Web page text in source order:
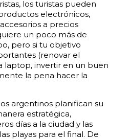
los turistas pueden
electrónicos,
a precios
un poco más de
pero si tu objetivo
(renovar el
laptop, invertir en un buen
la pena hacer la
argentinos planifican su
estratégica,
días a la ciudad y las
playas para el final. De